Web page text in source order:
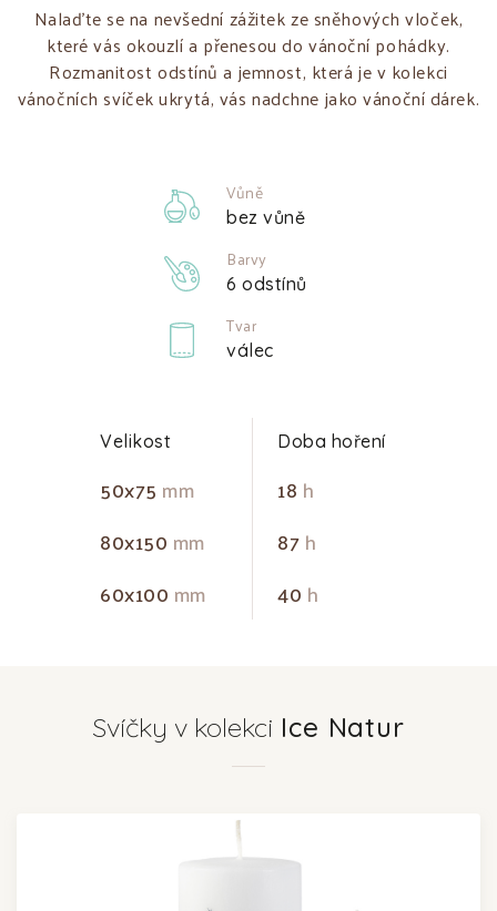
Nalaďte se na nevšední zážitek ze sněhových vloček,
které vás okouzlí a přenesou do vánoční pohádky.
Rozmanitost odstínů a jemnost, která je v kolekci
vánočních svíček ukrytá, vás nadchne jako vánoční dárek.
Vůně
bez vůně
Barvy
6 odstínů
Tvar
válec
Velikost Doba hoření
50x75 mm 18 h
80x150 mm 87h
60x100 mm 40 h
Svíčky v kolekci Ice Natur